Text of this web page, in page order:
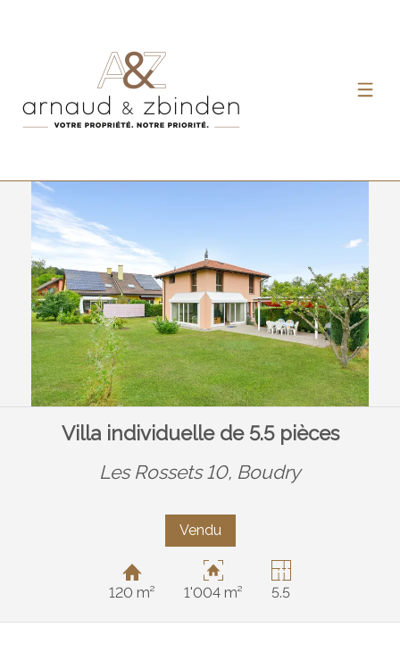
Villa individuelle de 5.5 pièces
Les Rossets 10, Boudry
Vendu
120 m² 1'004 m² 5.5